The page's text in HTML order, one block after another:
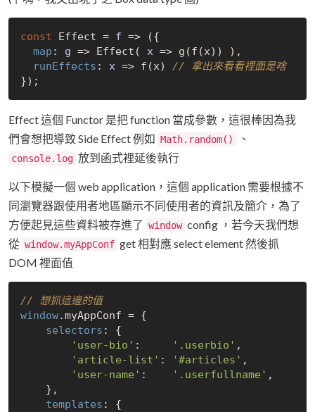
const Effect = f => ({
map : g => Effect( x => g(f(x)) ),
runEffects : x => f(x) // 拿出來看看裡面是啥
Effect 這個 Functor 是把 function 當成參數，這很棒因為我
們會想把導致 Side Effect 例如 Math.random() 、
console.log 放到函式裡延後執行
以下模擬一個 web application，這個 application 需要根據不
同瀏覽器跟使用者地區顯示不同使用者的資訊及簡介，為了
方便起見這些資料被存進了 window config ，若今天我們想
從 window.myAppConf get 相對應 select element 然後抓
DOM 裡面值
// 想抓這邊的值
window.myAppConf = {
selectors : {
'user-bio' : '.userbio' ,
'article-list' : '#articles' ,
'user-name' : '.userfullname' ,
templates : {